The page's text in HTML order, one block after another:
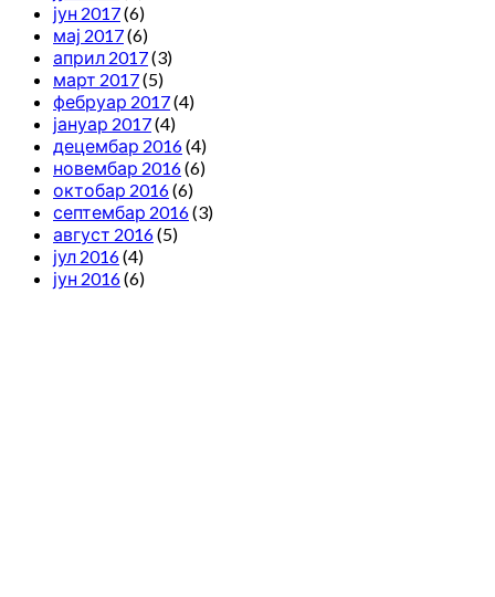
јун 2017(6)
мај 2017(6)
април 2017(3)
март 2017(5)
фебруар 2017(4)
јануар 2017(4)
децембар 2016(4)
новембар 2016(6)
октобар 2016(6)
септембар 2016(3)
август 2016(5)
јул 2016(4)
јун 2016(6)